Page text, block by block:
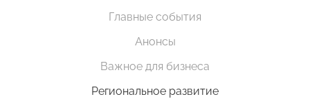
Главные события
Анонсы
Важное для бизнеса
Региональное развитие